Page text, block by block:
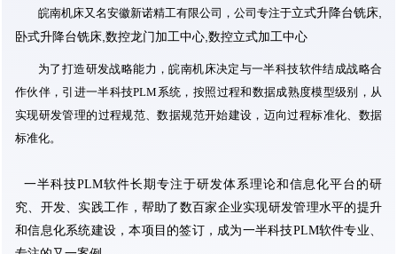
皖南机床又名安徽新诺精工有限公司 ，公司专注于立式升降台铣床,
卧式升降台铣床,数控龙门加工中心,数控立式加工中心
为了打造研发战略能力，皖南机床决定与一半科技软件结成战略合
作伙伴，引进一半科技PLM系统，按照过程和数据成熟度模型级别，从
实现研发管理的过程规范、数据规范开始建设，迈向过程标准化、数据
标准化。
一半科技PLM软件长期专注于研发体系理论和信息化平台的研
究、开发、实践工作，帮助了数百家企业实现研发管理水平的提升
和信息化系统建设，本项目的签订，成为一半科技PLM软件专业、